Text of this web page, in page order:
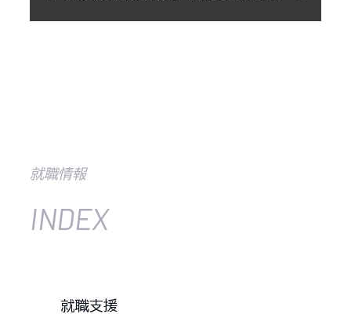
就職情報
INDEX
就職支援